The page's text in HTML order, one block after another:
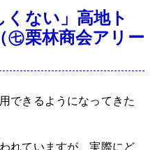
くない」高地ト
㊆栗林商会アリー
できるようになってきた
れていますが、実際にど